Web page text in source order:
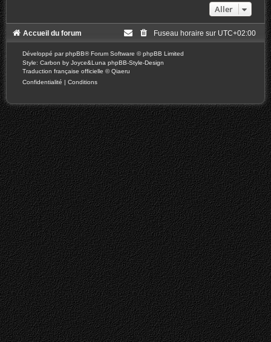
Aller
Accueil du forum Fuseau horaire sur UTC+02:00
Développé parphpBB® Forum Software © phpBB Limited
Style: Carbon by Joyce&Luna phpBB-Style-Design
Traduction française officielle ©Qiaeru
Confidentialité | Conditions